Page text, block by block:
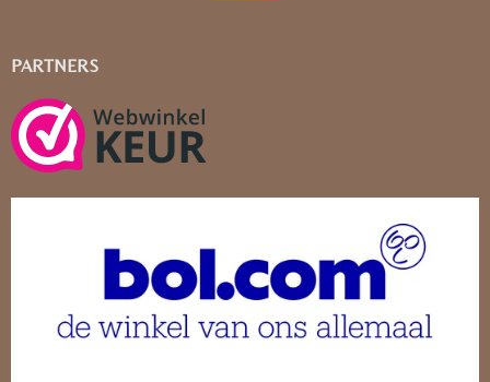
PARTNERS